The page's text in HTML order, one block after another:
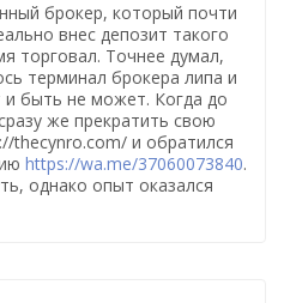
брокер, который почти
внес депозит такого
торговал. Точнее думал,
терминал брокера липа и
и быть не может. Когда до
же прекратить свою
thecynro.com/ и обратился
https://wa.me/37060073840.
однако опыт оказался